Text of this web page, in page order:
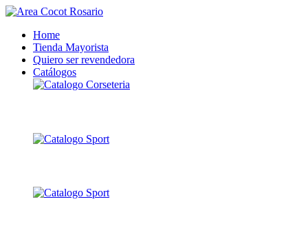
Home
Tienda Mayorista
Quiero ser revendedora
Catálogos